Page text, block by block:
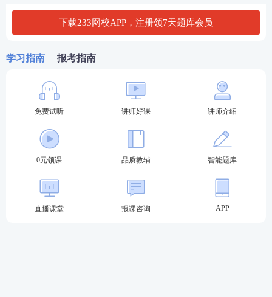
获奖礼品一览
第一名：233野餐垫，让你在户外休闲时光也能感受
到233网校的贴心陪伴。
源，为备考之路添砖加瓦。
资料和实用好物。
参与奖：30下载币，让你轻松下载各类备考资料。
下载233网校APP，注册领7天题库会员
学习指南 报考指南
免费试听 讲师好课 讲师介绍
0元领课 品质教辅 智能题库
直播课堂 报课咨询 APP